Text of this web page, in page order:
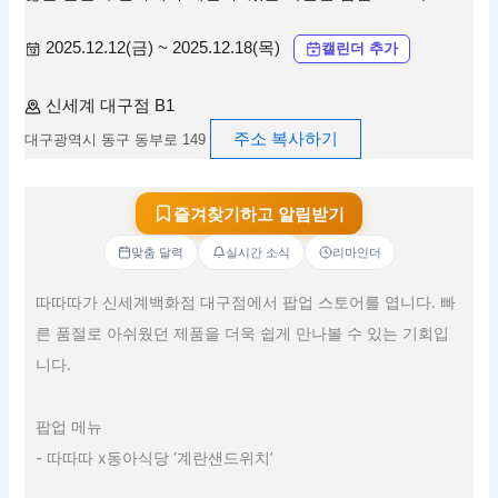
2025.12.12(금) ~ 2025.12.18(목) 캘린더 추가
신세계 대구점 B1
대구광역시 동구 동부로 149 주소 복사하기
즐겨찾기하고 알림받기
맞춤 달력 실시간 소식 리마인더
따따따가 신세계백화점 대구점에서 팝업 스토어를 엽니다. 빠
른 품절로 아쉬웠던 제품을 더욱 쉽게 만나볼 수 있는 기회입
니다.
팝업 메뉴
- 따따따 x동아식당 ‘계란샌드위치’